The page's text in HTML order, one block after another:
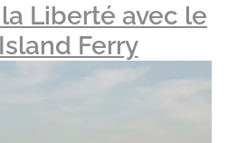
Liberté avec le
Ferry